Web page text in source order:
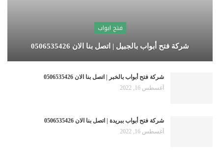
فتح ابواب
شركة فتح أبواب بالجبيل | اتصل بنا الان 0506535426
شركة فتح أبواب بالخبر | اتصل بنا الان 0506535426
أغسطس 16, 2022
شركة فتح أبواب ببريدة | اتصل بنا الان 0506535426
أغسطس 16, 2022